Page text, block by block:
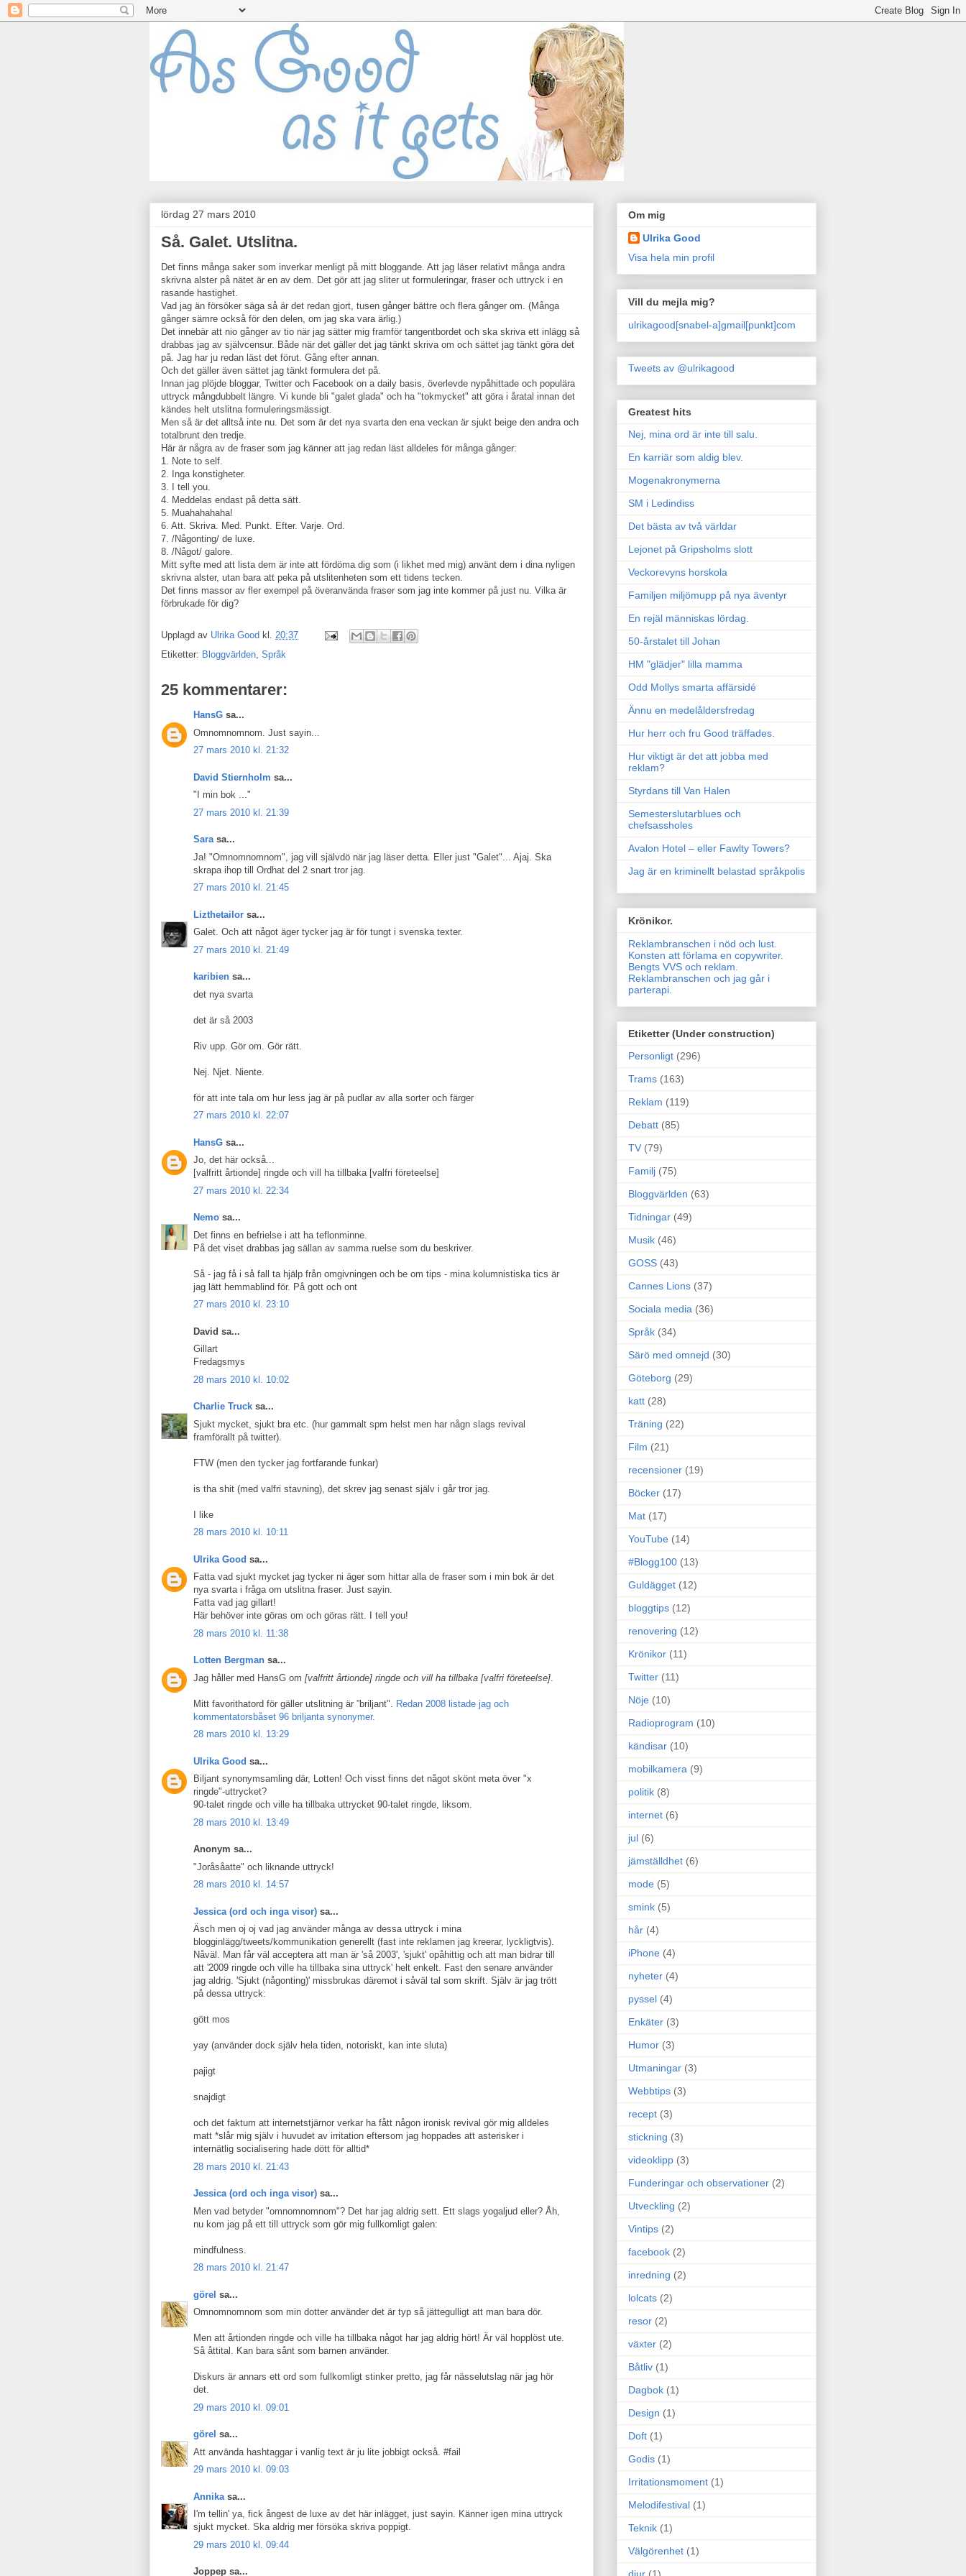
lördag 27 mars 2010
Så. Galet. Utslitna.
Det finns många saker som inverkar menligt på mitt bloggande. Att jag läser relativt många andra
skrivna alster på nätet är en av dem. Det gör att jag sliter ut formuleringar, fraser och uttryck i en
rasande hastighet.
Vad jag än försöker säga så är det redan gjort, tusen gånger bättre och flera gånger om. (Många
gånger sämre också för den delen, om jag ska vara ärlig.)
Det innebär att nio gånger av tio när jag sätter mig framför tangentbordet och ska skriva ett inlägg så
drabbas jag av självcensur. Både när det gäller det jag tänkt skriva om och sättet jag tänkt göra det
på. Jag har ju redan läst det förut. Gång efter annan.
Och det gäller även sättet jag tänkt formulera det på.
Innan jag plöjde bloggar, Twitter och Facebook on a daily basis, överlevde nypåhittade och populära
uttryck mångdubbelt längre. Vi kunde bli "galet glada" och ha "tokmycket" att göra i åratal innan det
kändes helt utslitna formuleringsmässigt.
Men så är det alltså inte nu. Det som är det nya svarta den ena veckan är sjukt beige den andra och
totalbrunt den tredje.
Här är några av de fraser som jag känner att jag redan läst alldeles för många gånger:
1. Note to self.
2. Inga konstigheter.
3. I tell you.
4. Meddelas endast på detta sätt.
5. Muahahahaha!
6. Att. Skriva. Med. Punkt. Efter. Varje. Ord.
7. /Någonting/ de luxe.
8. /Något/ galore.
Mitt syfte med att lista dem är inte att fördöma dig som (i likhet med mig) använt dem i dina nyligen
skrivna alster, utan bara att peka på utslitenheten som ett tidens tecken.
Det finns massor av fler exempel på överanvända fraser som jag inte kommer på just nu. Vilka är
förbrukade för dig?
Upplagd av Ulrika Good kl. 20:37
Etiketter: Bloggvärlden, Språk
25 kommentarer:
HansG sa...
Omnomnomnom. Just sayin...
27 mars 2010 kl. 21:32
David Stiernholm sa...
"I min bok ..."
27 mars 2010 kl. 21:39
Sarasa...
Ja! "Omnomnomnom", jag vill självdö när jag läser detta. Eller just "Galet"... Ajaj. Ska
skrapa ihop till Ordhat del 2 snart tror jag.
27 mars 2010 kl. 21:45
Lizthetailor sa...
Galet. Och att något äger tycker jag är för tungt i svenska texter.
27 mars 2010 kl. 21:49
karibien sa...
det nya svarta
det är så 2003
Riv upp. Gör om. Gör rätt.
Nej. Njet. Niente.
för att inte tala om hur less jag är på pudlar av alla sorter och färger
27 mars 2010 kl. 22:07
HansG sa...
Jo, det här också...
[valfritt årtionde] ringde och vill ha tillbaka [valfri företeelse]
27 mars 2010 kl. 22:34
Nemo sa...
Det finns en befrielse i att ha teflonminne.
På det viset drabbas jag sällan av samma ruelse som du beskriver.
Så - jag få i så fall ta hjälp från omgivningen och be om tips - mina kolumnistiska tics är
jag lätt hemmablind för. På gott och ont
27 mars 2010 kl. 23:10
David sa...
Gillart
Fredagsmys
28 mars 2010 kl. 10:02
Charlie Truck sa...
Sjukt mycket, sjukt bra etc. (hur gammalt spm helst men har någn slags revival
framförallt på twitter).
FTW (men den tycker jag fortfarande funkar)
is tha shit (med valfri stavning), det skrev jag senast själv i går tror jag.
I like
28 mars 2010 kl. 10:11
Ulrika Good sa...
Fatta vad sjukt mycket jag tycker ni äger som hittar alla de fraser som i min bok är det
nya svarta i fråga om utslitna fraser. Just sayin.
Fatta vad jag gillart!
Här behöver inte göras om och göras rätt. I tell you!
28 mars 2010 kl. 11:38
Lotten Bergman sa...
Jag håller med HansG om [valfritt årtionde] ringde och vill ha tillbaka [valfri företeelse]
Mitt favorithatord för gäller utslitning är ”briljant". Redan 2008 listade jag och
kommentatorsbåset 96 briljanta synonymer.
28 mars 2010 kl. 13:29
Ulrika Good sa...
Biljant synonymsamling där, Lotten! Och visst finns det något skönt meta över "x
ringde"-uttrycket?
90-talet ringde och ville ha tillbaka uttrycket 90-talet ringde, liksom.
28 mars 2010 kl. 13:49
Anonym sa...
"Joråsåatte" och liknande uttryck!
28 mars 2010 kl. 14:57
Jessica (ord och inga visor) sa...
Äsch men oj oj vad jag använder många av dessa uttryck i mina
blogginlägg/tweets/kommunikation generellt (fast inte reklamen jag kreerar, lyckligtvis).
Nåväl. Man får väl acceptera att man är 'så 2003', 'sjukt' opåhittig och att man bidrar till
att '2009 ringde och ville ha tillbaka sina uttryck' helt enkelt. Fast den senare använder
jag aldrig. 'Sjukt (någonting)' missbrukas däremot i såväl tal som skrift. Själv är jag trött
på dessa uttryck:
gött mos
yay (använder dock själv hela tiden, notoriskt, kan inte sluta)
pajigt
snajdigt
och det faktum att internetstjärnor verkar ha fått någon ironisk revival gör mig alldeles
matt *slår mig själv i huvudet av irritation eftersom jag hoppades att asterisker i
internätlig socialisering hade dött för alltid*
28 mars 2010 kl. 21:43
Jessica (ord och inga visor) sa...
Men vad betyder "omnomnomnom"? Det har jag aldrig sett. Ett slags yogaljud eller? Åh,
nu kom jag på ett till uttryck som gör mig fullkomligt galen:
mindfulness.
28 mars 2010 kl. 21:47
görel sa...
Omnomnomnom som min dotter använder det är typ så jättegulligt att man bara dör.
Men att årtionden ringde och ville ha tillbaka något har jag aldrig hört! Är väl hopplöst ute.
Så åttital. Kan bara sånt som barnen använder.
Diskurs är annars ett ord som fullkomligt stinker pretto, jag får nässelutslag när jag hör
det.
29 mars 2010 kl. 09:01
görel sa...
Att använda hashtaggar i vanlig text är ju lite jobbigt också. #fail
29 mars 2010 kl. 09:03
Annika sa...
I'm tellin' ya, fick ångest de luxe av det här inlägget, just sayin. Känner igen mina uttryck
sjukt mycket. Ska aldrig mer försöka skriva poppigt.
29 mars 2010 kl. 09:44
Joppep sa...
Om mig
Ulrika Good
Visa hela min profil
Vill du mejla mig?
ulrikagood[snabel-a]gmail[punkt]com
Tweets av @ulrikagood
Greatest hits
Nej, mina ord är inte till salu.
En karriär som aldig blev.
Mogenakronymerna
SM i Ledindiss
Det bästa av två världar
Lejonet på Gripsholms slott
Veckorevyns horskola
Familjen miljömupp på nya äventyr
En rejäl människas lördag.
50-årstalet till Johan
HM "glädjer" lilla mamma
Odd Mollys smarta affärsidé
Ännu en medelåldersfredag
Hur herr och fru Good träffades.
Hur viktigt är det att jobba med
reklam?
Styrdans till Van Halen
Semesterslutarblues och
chefsassholes
Avalon Hotel – eller Fawlty Towers?
Jag är en kriminellt belastad språkpolis
Krönikor.
Reklambranschen i nöd och lust.
Konsten att förlama en copywriter.
Bengts VVS och reklam.
Reklambranschen och jag går i
parterapi.
Etiketter (Under construction)
Personligt (296)
Trams (163)
Reklam (119)
Debatt (85)
TV (79)
Familj (75)
Bloggvärlden (63)
Tidningar (49)
Musik (46)
GOSS (43)
Cannes Lions (37)
Sociala media (36)
Språk (34)
Särö med omnejd (30)
Göteborg (29)
katt (28)
Träning (22)
Film (21)
recensioner (19)
Böcker (17)
Mat (17)
YouTube (14)
#Blogg100 (13)
Guldägget (12)
bloggtips (12)
renovering (12)
Krönikor (11)
Twitter (11)
Nöje (10)
Radioprogram (10)
kändisar (10)
mobilkamera (9)
politik (8)
internet (6)
jul (6)
jämställdhet (6)
mode (5)
smink (5)
hår (4)
iPhone (4)
nyheter (4)
pyssel (4)
Enkäter (3)
Humor (3)
Utmaningar (3)
Webbtips (3)
recept (3)
stickning (3)
videoklipp (3)
Funderingar och observationer (2)
Utveckling (2)
Vintips (2)
facebook (2)
inredning (2)
lolcats (2)
resor (2)
växter (2)
Båtliv (1)
Dagbok (1)
Design (1)
Doft (1)
Godis (1)
Irritationsmoment (1)
Melodifestival (1)
Teknik (1)
Välgörenhet (1)